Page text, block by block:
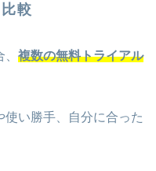
較
複数の無料トライアル
い勝手、自分に合った